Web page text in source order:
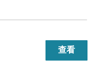
查看